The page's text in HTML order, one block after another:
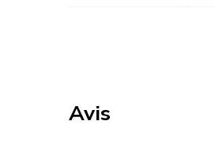
Avis